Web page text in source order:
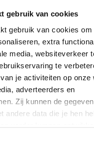
gebruik van cookies
gebruik van cookies om
extra
media, websiteverkeer
te
je activiteiten op onze
adverteerders en
Zij kunnen de
andere data die je hen
kunnen wij of onze
aus Metall
anschauen